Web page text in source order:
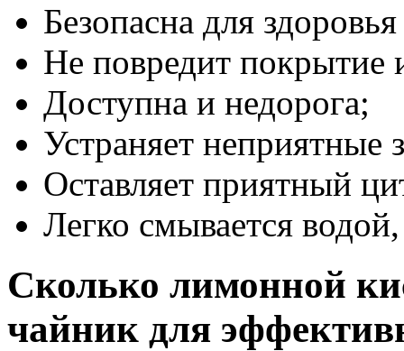
Безопасна для
Не повредит покрытие
Доступна и недорога;
Устраняет неприятные
Оставляет приятный
Легко смывается
Сколько лимонной
чайник для